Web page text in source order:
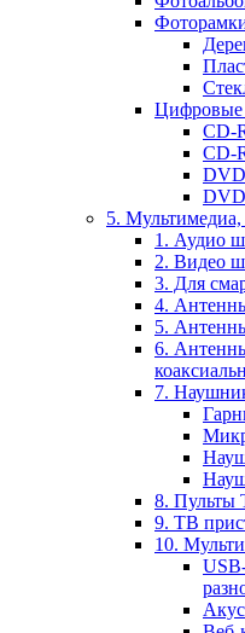
Цифровые
CD-
CD-
5.
1. Аудио
2. Видео
3. Для
4.
5.
6.
7.
8. Пульты
9. ТВ
10.